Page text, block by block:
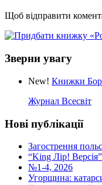
Щоб відправити
Зверни увагу
New! Книжки
Журнал Всесвіт
Нові публікації
Загострення
“King Лір! Версія”
№1-4, 2026
Угорщина: